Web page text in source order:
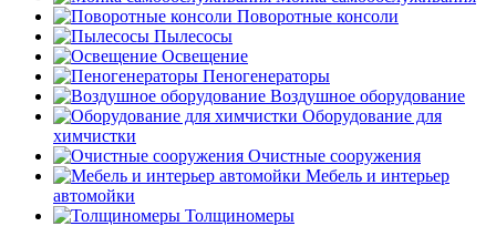
Поворотные консоли
Пылесосы
Освещение
Пеногенераторы
Воздушное оборудование
Оборудование для
химчистки
Очистные сооружения
Мебель и интерьер
автомойки
Толщиномеры